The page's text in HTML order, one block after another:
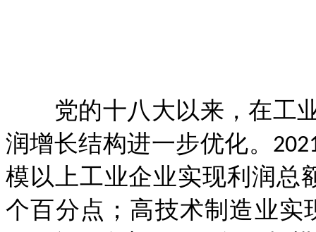
党的十八大以来，在工业
润增长结构进一步优化。
模以上工业企业实现利润总
个百分点；高技术制造业实